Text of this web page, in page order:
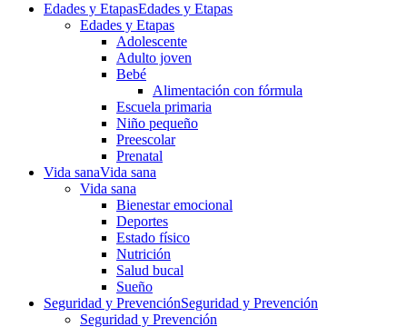
Edades y EtapasEdades y Etapas
Edades y Etapas
Adolescente
Adulto joven
Bebé
Alimentación con fórmula
Escuela primaria
Niño pequeño
Preescolar
Prenatal
Vida sanaVida sana
Vida sana
Bienestar emocional
Deportes
Estado físico
Nutrición
Salud bucal
Sueño
Seguridad y PrevenciónSeguridad y Prevención
Seguridad y Prevención